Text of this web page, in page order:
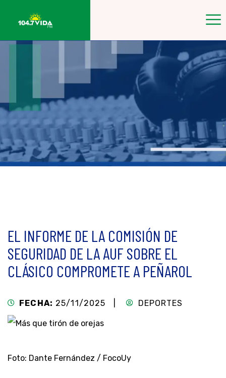
EL INFORME DE LA COMISIÓN DE
SEGURIDAD DE LA AUF SOBRE EL
CLÁSICO COMPROMETE A PEÑAROL
FECHA: 25/11/2025 | DEPORTES
Foto: Dante Fernández / FocoUy